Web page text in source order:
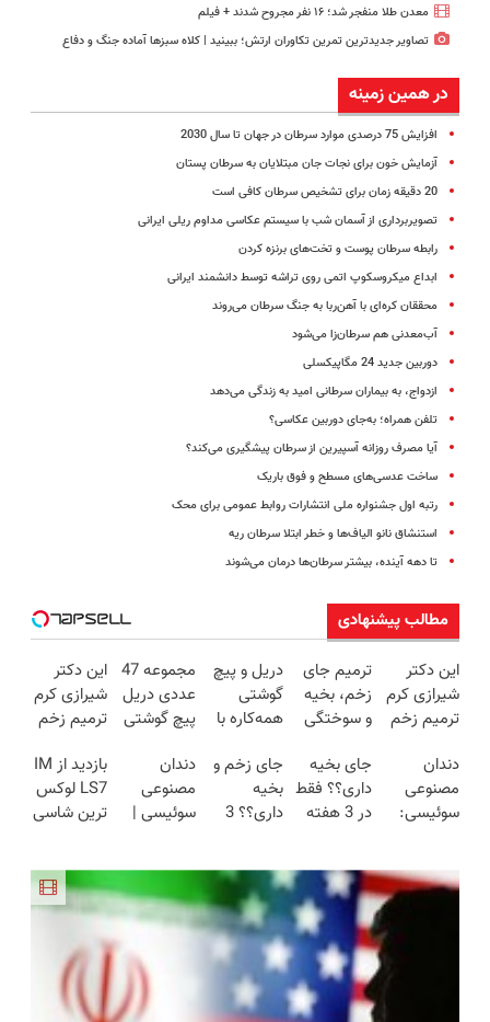
معدن طلا منفجر شد؛ ۱۶ نفر مجروح شدند + فیلم
تصاویر جدیدترین تمرین تکاوران ارتش؛ ببینید | کلاه سبزها آماده جنگ و دفاع
در همین زمینه
افزایش 75 درصدی موارد سرطان در جهان تا سال 2030
آزمایش خون برای نجات جان مبتلایان به سرطان پستان
20 دقیقه زمان برای تشخیص سرطان کافی‌ است
تصویربرداری از آسمان شب با سیستم عکاسی مداوم ریلی ایرانی
رابطه سرطان پوست و تخت‌های برنزه کردن
ابداع میکروسکوپ اتمی روی تراشه توسط دانشمند ایرانی
محققان کره‌ای با آهن‌ربا به جنگ سرطان می‌روند
آب‌معدنی هم سرطان‌زا می‌شود
دوربین جدید 24 مگاپیکسلی
ازدواج، به بیماران سرطانی امید به زندگی می‌دهد
تلفن همراه؛ به‌جای دوربین‌ عکاسی؟
آیا مصرف روزانه آسپیرین از سرطان پیشگیری می‌کند؟
ساخت عدسی‌های مسطح و فوق باریک
رتبه اول جشنواره ملی انتشارات روابط عمومی برای محک
استنشاق نانو الیاف‌ها و خطر ابتلا سرطان ریه
تا دهه آینده، بیشتر سرطان‌ها درمان می‌شوند
مطالب پیشنهادی
این دکتر
شیرازی کرم
ترمیم زخم
ساخت!!!
ترمیم جای
زخم، بخیه
و سوختگی
هفته!!😍
دریل و پیچ
گوشتی
همه‌کاره با
هوشمند ⚙️
(نصف
قیمت بازار
مجموعه 47
عددی دریل
پیچ گوشتی
(تخفیف به
مدت
محدود)
این دکتر
شیرازی کرم
ترمیم زخم
ساخت!!!
دندان
مصنوعی
سوئیسی:
اروپا، سبک
جای بخیه
داری؟؟ فقط
در 3 هفته
جای زخم و
بخیه
داری؟؟ 3
دندان
مصنوعی
سوئیسی |
ویزیت
رایگان+پرداخت
اقساطی😍
بازدید از IM
LS7 لوکس
ترین شاسی
باشگاه
انقلاب